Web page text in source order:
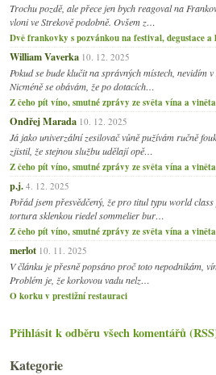
Trochu pozdě, ale přece jen bych reagoval na
vloni ve Strekově podobně. Ovšem z…
Dvě frankovky s pozvánkou na festival, degustace a
William Vaverka 10. 12. 2025
Pokud se bude klučit na správných místech, nevidím
Nicméně se obávám, že po dotacích…
Z čeho pít víno, smutné zprávy ze světa vína a
Ondřej Marada 10. 12. 2025
Já jako univerzální zesilovač vůně pužívám ručně
zjistil, že stejnou službu udělají opě…
Z čeho pít víno, smutné zprávy ze světa vína a
p.j. 4. 12. 2025
Pořád jsem přesvědčený, že pro titul typu world
tortura sklenkou riedel sommelier bur…
Z čeho pít víno, smutné zprávy ze světa vína a
merlot 10. 11. 2025
V článku je přesně popsáno proč toto nepodnikám,
Problém je, že korkovou vadu nelz…
O korku v prestižní restauraci
Přihlásit k odběru všech komentářů
Kategorie